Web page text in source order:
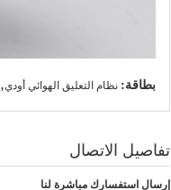
بطاقة: نظام التعليق الهوائي أودي,
تفاصيل الاتصال
إرسال استفسارك مباشرة لنا